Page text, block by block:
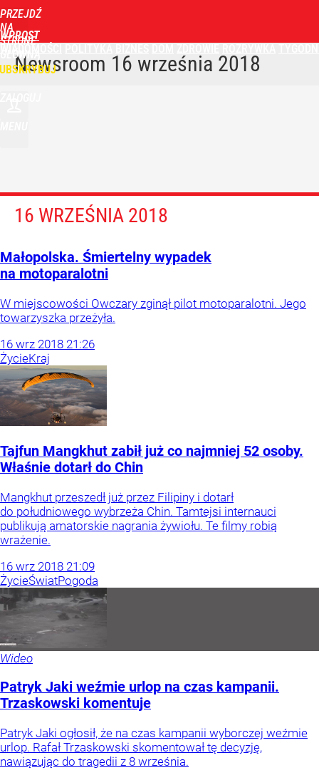
PRZEJDŹ
NA
STRONĘ
GŁÓWNĄ
WPROST
Newsroom 16 września 2018
16 WRZEŚNIA 2018
Małopolska. Śmiertelny wypadek
na motoparalotni
W miejscowości Owczary zginął pilot motoparalotni. Jego
towarzyszka przeżyła.
16 wrz 2018 21:26
ŻycieKraj
Tajfun Mangkhut zabił już co najmniej 52 osoby.
Właśnie dotarł do Chin
Mangkhut przeszedł już przez Filipiny i dotarł
do południowego wybrzeża Chin. Tamtejsi internauci
publikują amatorskie nagrania żywiołu. Te filmy robią
wrażenie.
16 wrz 2018 21:09
ŻycieŚwiatPogoda
Wideo
Patryk Jaki weźmie urlop na czas kampanii.
Trzaskowski komentuje
Patryk Jaki ogłosił, że na czas kampanii wyborczej weźmie
urlop. Rafał Trzaskowski skomentował tę decyzję,
nawiązując do tragedii z 8 września.